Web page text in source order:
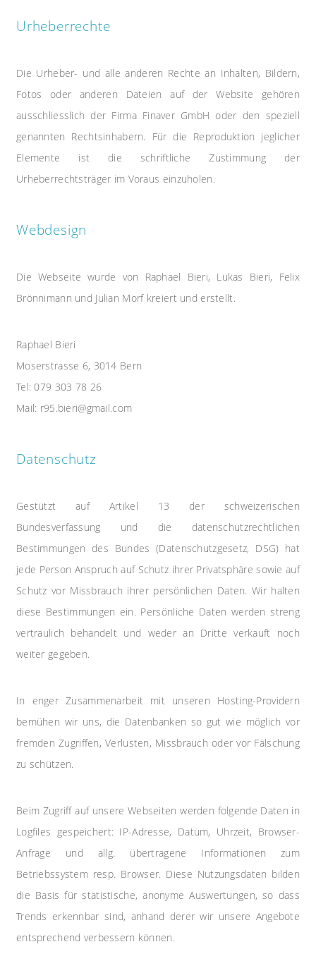
Urheberrechte
Die Urheber- und alle anderen Rechte an Inhalten, Bildern,
Fotos oder anderen Dateien auf der Website gehören
ausschliesslich der Firma Finaver GmbH oder den speziell
genannten Rechtsinhabern. Für die Reproduktion jeglicher
Elemente ist die schriftliche Zustimmung der
Urheberrechtsträger im Voraus einzuholen.
Webdesign
Die Webseite wurde von Raphael Bieri, Lukas Bieri, Felix
Brönnimann und Julian Morf kreiert und erstellt.
Raphael Bieri
Moserstrasse 6, 3014 Bern
Tel: 079 303 78 26
Mail: r95.bieri@gmail.com
Datenschutz
Gestützt auf Artikel 13 der schweizerischen
Bundesverfassung und die datenschutzrechtlichen
Bestimmungen des Bundes (Datenschutzgesetz, DSG) hat
jede Person Anspruch auf Schutz ihrer Privatsphäre sowie auf
Schutz vor Missbrauch ihrer persönlichen Daten. Wir halten
diese Bestimmungen ein. Persönliche Daten werden streng
vertraulich behandelt und weder an Dritte verkauft noch
weiter gegeben.
In enger Zusammenarbeit mit unseren Hosting-Providern
bemühen wir uns, die Datenbanken so gut wie möglich vor
fremden Zugriffen, Verlusten, Missbrauch oder vor Fälschung
zu schützen.
Beim Zugriff auf unsere Webseiten werden folgende Daten in
Logfiles gespeichert: IP-Adresse, Datum, Uhrzeit, Browser-
Anfrage und allg. übertragene Informationen zum
Betriebssystem resp. Browser. Diese Nutzungsdaten bilden
die Basis für statistische, anonyme Auswertungen, so dass
Trends erkennbar sind, anhand derer wir unsere Angebote
entsprechend verbessern können.